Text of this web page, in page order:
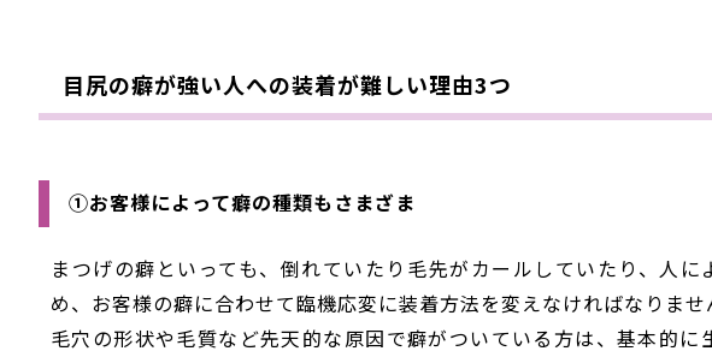
目尻の癖が強い人への装着が難しい理由3つ
①お客様によって癖の種類もさまざま
まつげの癖といっても、倒れていたり毛先がカールしていたり、人
め、お客様の癖に合わせて臨機応変に装着方法を変えなければなりませ
毛穴の形状や毛質など先天的な原因で癖がついている方は、基本的